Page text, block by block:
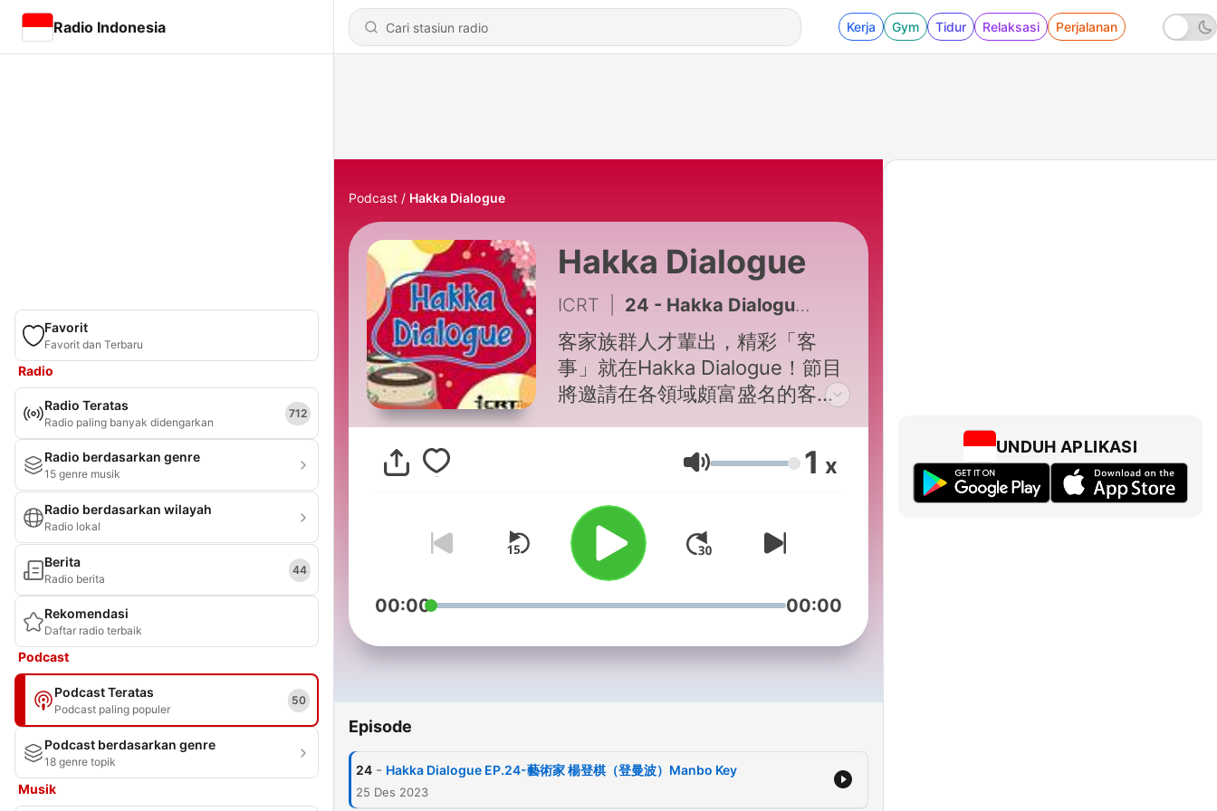
Radio Indonesia Kerja Gym Tidur Relaksasi Perjalanan
Favorit
Favorit dan Terbaru
Radio
Radio Teratas
Radio paling banyak didengarkan
712
Radio berdasarkan genre
15 genre musik
Radio berdasarkan wilayah
Radio lokal
Berita
Radio berita
44
Rekomendasi
Daftar radio terbaik
Podcast
Podcast Teratas
Podcast paling populer
50
Podcast berdasarkan genre
18 genre topik
Musik
Podcast Hakka Dialogue
Hakka Dialogue
ICRT 24 - Hakka Dialogue EP.24-藝術家 楊登棋（登曼波）Manbo Key
客家族群人才輩出，精彩「客
事」就在Hakka Dialogue！節目
將邀請在各領域頗富盛名的客家
有趣。DJ Caitlin將與來賓聊聊關
於他們的 「客家情」，有客家工
慶活動等主題。透過DJ與來賓一
來一往、輕鬆豐富的對談內容，
帶你了解更多你不知道的客家文
化喔！ -- Hosting provided by
Volume 1 x
00:00 00:00
Episode
24 - Hakka Dialogue EP.24-藝術家 楊登棋（登曼波）Manbo Key
25 Des 2023
UNDUH APLIKASI